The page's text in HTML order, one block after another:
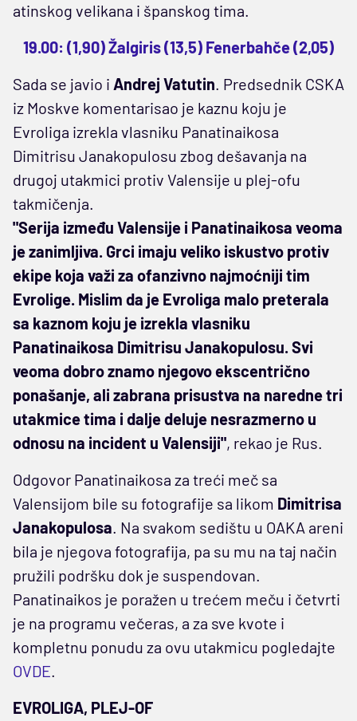
atinskog velikana i španskog tima.
19.00: (1,90) Žalgiris (13,5) Fenerbahče (2,05)
Sada se javio i Andrej Vatutin. Predsednik CSKA
iz Moskve komentarisao je kaznu koju je
Evroliga izrekla vlasniku Panatinaikosa
Dimitrisu Janakopulosu zbog dešavanja na
drugoj utakmici protiv Valensije u plej-ofu
takmičenja.
"Serija između Valensije i Panatinaikosa veoma
je zanimljiva. Grci imaju veliko iskustvo protiv
ekipe koja važi za ofanzivno najmoćniji tim
Evrolige. Mislim da je Evroliga malo preterala
sa kaznom koju je izrekla vlasniku
Panatinaikosa Dimitrisu Janakopulosu. Svi
veoma dobro znamo njegovo ekscentrično
ponašanje, ali zabrana prisustva na naredne tri
utakmice tima i dalje deluje nesrazmerno u
odnosu na incident u Valensiji", rekao je Rus.
Odgovor Panatinaikosa za treći meč sa
Valensijom bile su fotografije sa likom Dimitrisa
Janakopulosa. Na svakom sedištu u OAKA areni
bila je njegova fotografija, pa su mu na taj način
pružili podršku dok je suspendovan.
Panatinaikos je poražen u trećem meču i četvrti
je na programu večeras, a za sve kvote i
kompletnu ponudu za ovu utakmicu pogledajte
OVDE.
EVROLIGA, PLEJ-OF